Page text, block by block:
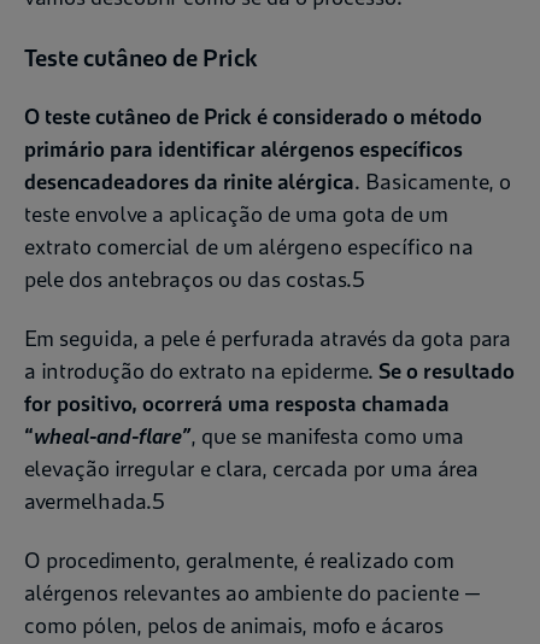
Teste cutâneo de Prick
O teste cutâneo de Prick é considerado o método
primário para identificar alérgenos específicos
desencadeadores da rinite alérgica. Basicamente, o
teste envolve a aplicação de uma gota de um
extrato comercial de um alérgeno específico na
pele dos antebraços ou das costas.5
Em seguida, a pele é perfurada através da gota para
a introdução do extrato na epiderme. Se o resultado
for positivo, ocorrerá uma resposta chamada
“wheal-and-flare”, que se manifesta como uma
elevação irregular e clara, cercada por uma área
avermelhada.5
O procedimento, geralmente, é realizado com
alérgenos relevantes ao ambiente do paciente —
como pólen, pelos de animais, mofo e ácaros